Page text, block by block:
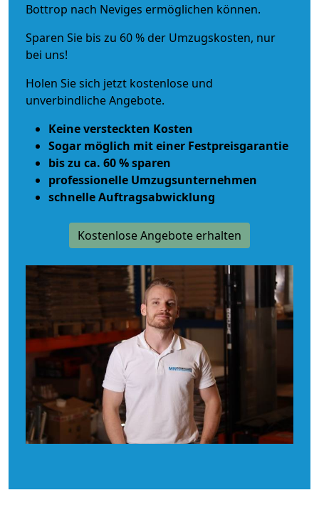
Bottrop nach Neviges ermöglichen können.
Sparen Sie bis zu 60 % der Umzugskosten, nur
bei uns!
Holen Sie sich jetzt kostenlose und
unverbindliche Angebote.
Keine versteckten Kosten
Sogar möglich mit einer Festpreisgarantie
bis zu ca. 60 % sparen
professionelle Umzugsunternehmen
schnelle Auftragsabwicklung
Kostenlose Angebote erhalten